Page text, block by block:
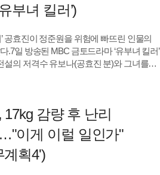
답하라 1988'에서 성덕선의 동생 성노을
알린 뒤 활발한 활동을 이어가던 중 급성
지만 2020년 다시 병이 재발하면서 두 번째
했다.그는 재발 당시를 떠올리며 "말로
정도로 너무 힘들었다"고 말했다. 이어
한테 안 맞는 일인가', '허락되는 일이 아닌데
해서 저항받는 건가'라는 생각도
백했다.치료 과정의 고통은 상상
성원은 "살려고 하는 치료가 날 죽게
까 싶을 정도였다"며 "재발 때는 정말
부녀 킬러’)
’ 공효진이 정준원을 위험에 빠뜨린 인물의
.7일 방송된 MBC 금토드라마 ‘유부녀 킬러’
설의 저격수 유보나(공효진 분)와 그녀를
크리스마스 트리를 볼 수 없을 거라고
현남은 "언니처럼 되고 싶었다. 죽도록
"언니가 내 산타, 내 구원자다. 그러니까
눈물을 쏟았다.유보나는 "그랬던 그
17kg 감량 후 난리
이게 이럴 일인가"
계획4')